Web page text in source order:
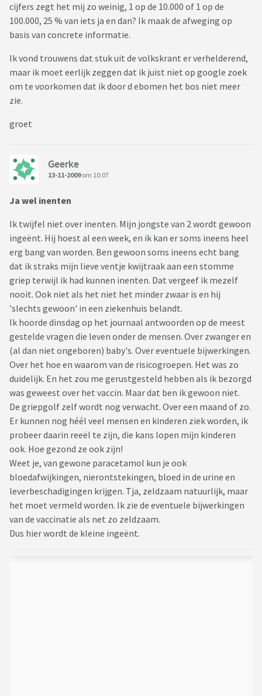
cijfers zegt het mij zo weinig, 1 op de 10.000 of 1 op de
100.000, 25 % van iets ja en dan? Ik maak de afweging op
basis van concrete informatie.
Ik vond trouwens dat stuk uit de volkskrant er verhelderend,
maar ik moet eerlijk zeggen dat ik juist niet op google zoek
om te voorkomen dat ik door d ebomen het bos niet meer
zie.
groet
Geerke
13-11-2009om 10:07
Ja wel inenten
Ik twijfel niet over inenten. Mijn jongste van 2 wordt gewoon
ingeënt. Hij hoest al een week, en ik kan er soms ineens heel
erg bang van worden. Ben gewoon soms ineens echt bang
dat ik straks mijn lieve ventje kwijtraak aan een stomme
griep terwijl ik had kunnen inenten. Dat vergeef ik mezelf
nooit. Ook niet als het niet het minder zwaar is en hij
'slechts gewoon' in een ziekenhuis belandt.
Ik hoorde dinsdag op het journaal antwoorden op de meest
gestelde vragen die leven onder de mensen. Over zwanger en
(al dan niet ongeboren) baby's. Over eventuele bijwerkingen.
Over het hoe en waarom van de risicogroepen. Het was zo
duidelijk. En het zou me gerustgesteld hebben als ik bezorgd
was geweest over het vaccin. Maar dat ben ik gewoon niet.
De griepgolf zelf wordt nog verwacht. Over een maand of zo.
Er kunnen nog héél veel mensen en kinderen ziek worden, ik
probeer daarin reeël te zijn, die kans lopen mijn kinderen
ook. Hoe gezond ze ook zijn!
Weet je, van gewone paracetamol kun je ook
bloedafwijkingen, nierontstekingen, bloed in de urine en
leverbeschadigingen krijgen. Tja, zeldzaam natuurlijk, maar
het moet vermeld worden. Ik zie de eventuele bijwerkingen
van de vaccinatie als net zo zeldzaam.
Dus hier wordt de kleine ingeënt.